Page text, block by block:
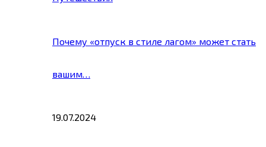
Почему «отпуск в стиле лагом» может стать
вашим…
19.07.2024